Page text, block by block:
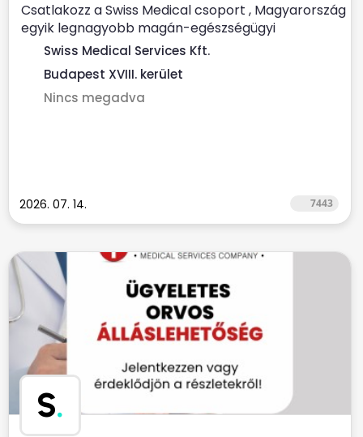
Csatlakozz a Swiss Medical csoport , Magyarország
egyik legnagyobb magán-egészségügyi
szolgáltatójához ...
Swiss Medical Services Kft.
Budapest XVIII. kerület
Nincs megadva
2026. 07. 14. 7443
S.